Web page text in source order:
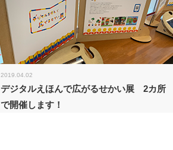
2019.04.02
デジタルえほんで広がるせかい展 2カ所
で開催します！